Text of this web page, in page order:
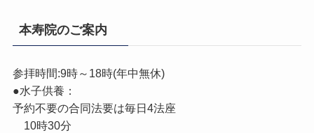
本寿院のご案内
参拝時間:9時～18時(年中無休)
●水子供養：
予約不要の合同法要は毎日4法座
10時30分